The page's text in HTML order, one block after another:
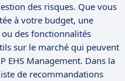
des risques. Que vous
à votre budget, une
des fonctionnalités
sur le marché qui peuvent
EHS Management. Dans la
de recommandations